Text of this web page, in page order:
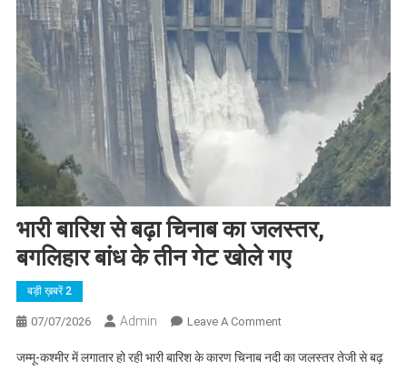
भारी बारिश से बढ़ा चिनाब का जलस्तर,
बगलिहार बांध के तीन गेट खोले गए
बड़ी ख़बरें 2
07/07/2026 Admin Leave A CommentOn
बारिश
जम्मू-कश्मीर में लगातार हो रही भारी बारिश के कारण चिनाब नदी का जलस्तर तेजी से बढ़